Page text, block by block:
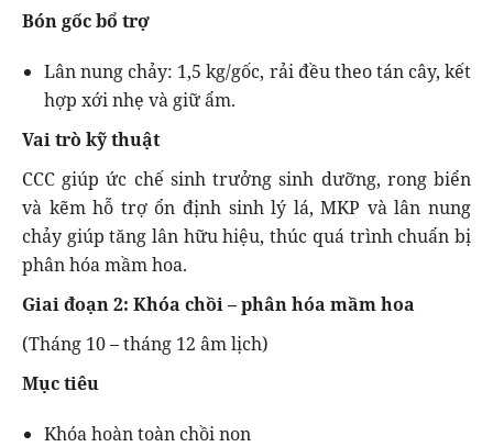
Bón gốc bổ trợ
Lân nung chảy: 1,5 kg/gốc, rải đều theo tán cây, kết
hợp xới nhẹ và giữ ẩm.
Vai trò kỹ thuật
CCC giúp ức chế sinh trưởng sinh dưỡng, rong biển
và kẽm hỗ trợ ổn định sinh lý lá, MKP và lân nung
chảy giúp tăng lân hữu hiệu, thúc quá trình chuẩn bị
phân hóa mầm hoa.
Giai đoạn 2: Khóa chồi – phân hóa mầm hoa
(Tháng 10 – tháng 12 âm lịch)
Mục tiêu
Khóa hoàn toàn chồi non